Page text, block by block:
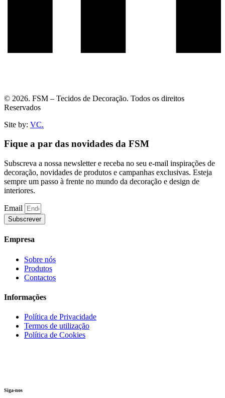
© 2026. FSM – Tecidos de Decoração. Todos os direitos
Reservados
Site by: VC.
Fique a par das novidades da FSM
Subscreva a nossa newsletter e receba no seu e-mail inspirações de
decoração, novidades de produtos e campanhas exclusivas. Esteja
sempre um passo à frente no mundo da decoração e design de
interiores.
Email
Subscrever
Empresa
Sobre nós
Produtos
Contactos
Informações
Política de Privacidade
Termos de utilização
Política de Cookies
Siga-nos